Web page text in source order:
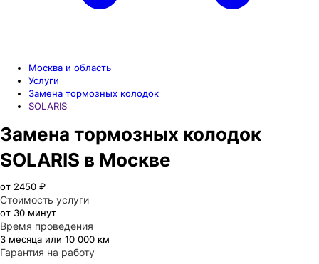
Москва и область
Услуги
Замена тормозных колодок
SOLARIS
Замена тормозных колодок
SOLARIS в Москве
от 2450 ₽
Стоимость услуги
от 30 минут
Время проведения
3 месяца или 10 000 км
Гарантия на работу